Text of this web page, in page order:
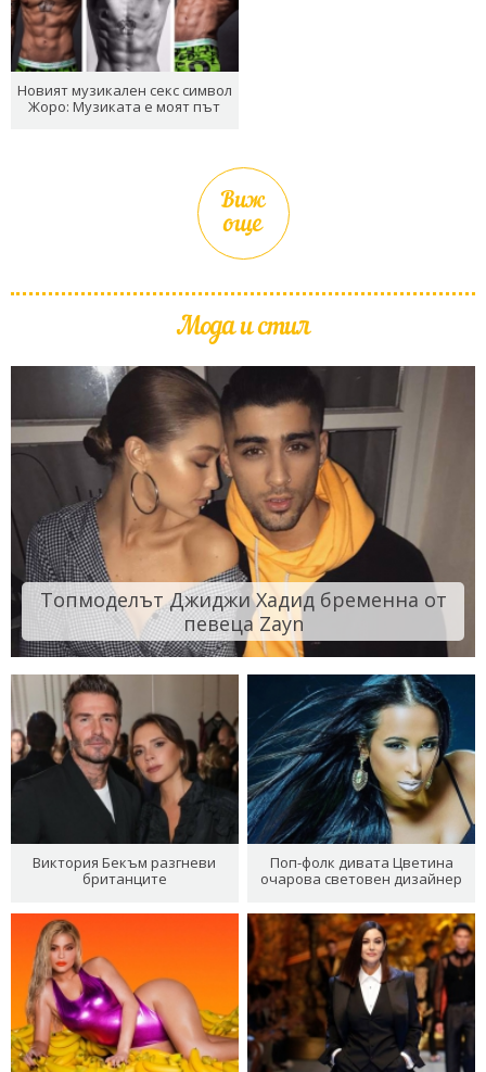
Новият музикален секс символ
Жоро: Музиката е моят път
Виж
още
Мода и стил
Топмоделът Джиджи Хадид бременна от
певеца Zayn
Виктория Бекъм разгневи
британците
Поп-фолк дивата Цветина
очарова световен дизайнер